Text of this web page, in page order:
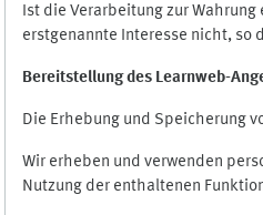
Ist die Verarbeitung zur
erstgenannte Interesse nicht, so
Bereitstellung des Learnweb-
Die Erhebung und Speicherung
Wir erheben und verwenden
Nutzung der enthaltenen